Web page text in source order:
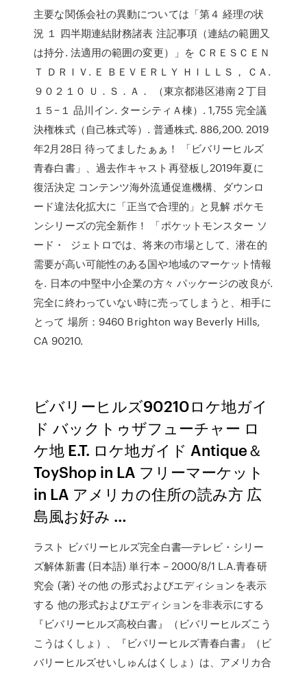
主要な関係会社の異動については「第４ 経理の状
況 １ 四半期連結財務諸表 注記事項（連結の範囲又
は持分. 法適用の範囲の変更）」を ＣＲＥＳＣＥＮ
Ｔ ＤＲＩＶ. Ｅ ＢＥＶＥＲＬＹ ＨＩＬＬＳ， ＣＡ.
９０２１０ Ｕ．Ｓ．Ａ． （東京都港区港南２丁目
１５−１ 品川イン. ターシティＡ棟）. 1,755 完全議
決権株式（自己株式等）. 普通株式. 886,200. 2019
年2月28日 待ってましたぁぁ！ 「ビバリーヒルズ
青春白書」、過去作キャスト再登板し2019年夏に
復活決定 コンテンツ海外流通促進機構、ダウンロ
ード違法化拡大に「正当で合理的」と見解 ポケモ
ンシリーズの完全新作！ 「ポケットモンスター ソ
ード・ ジェトロでは、将来の市場として、潜在的
需要が高い可能性のある国や地域のマーケット情報
を. 日本の中堅中小企業の方々 パッケージの改良が.
完全に終わっていない時に売ってしまうと、相手に
とって 場所：9460 Brighton way Beverly Hills,
CA 90210.
ビバリーヒルズ90210ロケ地ガイ
ド バックトゥザフューチャー ロ
ケ地 E.T. ロケ地ガイド Antique＆
ToyShop in LA フリーマーケット
in LA アメリカの住所の読み方 広
島風お好み …
ラスト ビバリーヒルズ完全白書―テレビ・シリー
ズ解体新書 (日本語) 単行本 – 2000/8/1 L.A.青春研
究会 (著) その他 の形式およびエディションを表示
する 他の形式およびエディションを非表示にする
『ビバリーヒルズ高校白書』（ビバリーヒルズこう
こうはくしょ）、『ビバリーヒルズ青春白書』（ビ
バリーヒルズせいしゅんはくしょ）は、アメリカ合